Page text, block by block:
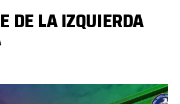
DE LA IZQUIERDA